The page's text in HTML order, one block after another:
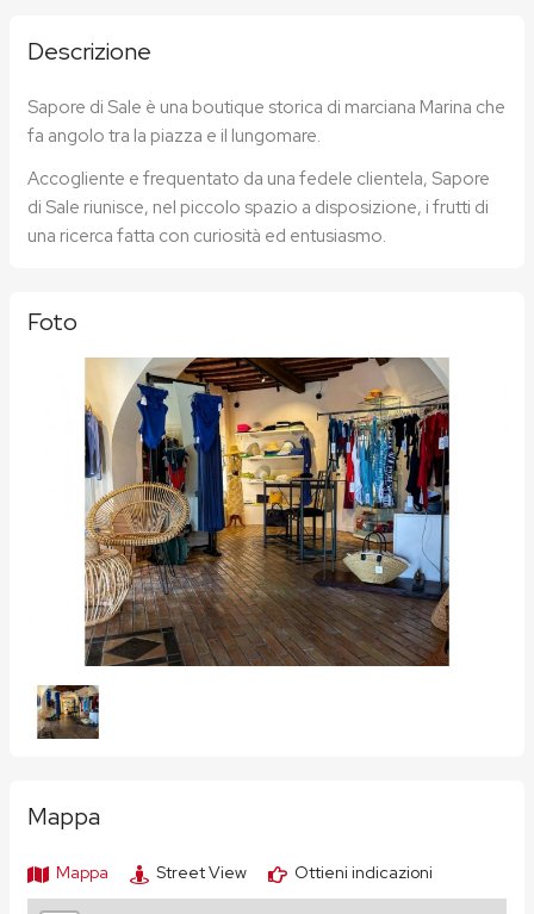
Descrizione
Sapore di Sale è una boutique storica di marciana Marina che
fa angolo tra la piazza e il lungomare.
Accogliente e frequentato da una fedele clientela, Sapore
di Sale riunisce, nel piccolo spazio a disposizione, i frutti di
una ricerca fatta con curiosità ed entusiasmo.
Foto
Mappa
Mappa Street View Ottieni indicazioni